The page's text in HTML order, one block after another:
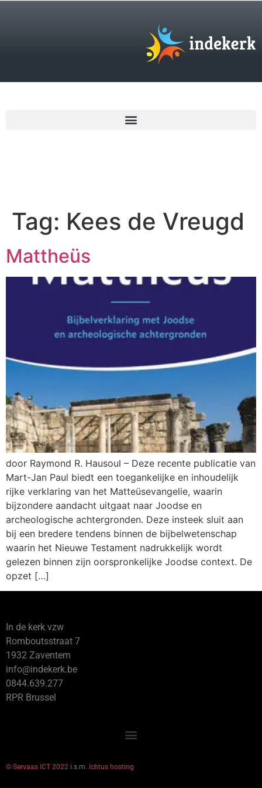
Tag: Kees de Vreugd
Mattheüs
door Raymond R. Hausoul – Deze recente publicatie van
Mart-Jan Paul biedt een toegankelijke en inhoudelijk
rijke verklaring van het Matteüsevangelie, waarin
bijzondere aandacht uitgaat naar Joodse en
archeologische achtergronden. Deze insteek sluit aan
bij een bredere tendens binnen de bijbelwetenschap
waarin het Nieuwe Testament nadrukkelijk wordt
gelezen binnen zijn oorspronkelijke Joodse context. De
opzet […]
In de kerk vzw
Romboutsstraat 7
1932 Zaventem
info@indekerk.be
0844.639.277
RPR Brussel
© Servaas ICT 2022 i.s.m. Ichtus hosting